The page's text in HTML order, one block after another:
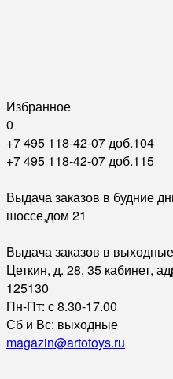
Избранное
0
+7 495 118-42-07 доб.104
+7 495 118-42-07 доб.115
Выдача заказов в будние
шоссе,дом 21
Выдача заказов в
Цеткин, д. 28, 35 кабинет,
125130
Пн-Пт: с 8.30-17.00
Сб и Вс: выходные
magazin@artotoys.ru